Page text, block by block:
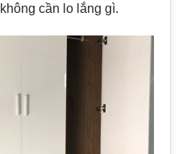
cần lo lắng gì.